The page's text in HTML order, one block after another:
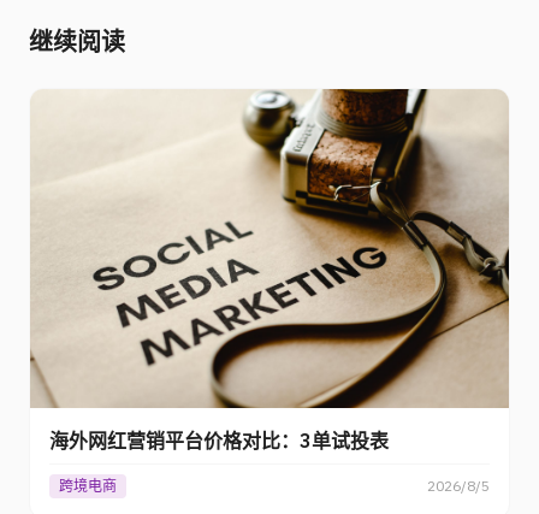
继续阅读
海外网红营销平台价格对比：3单试投表
跨境电商 2026/8/5